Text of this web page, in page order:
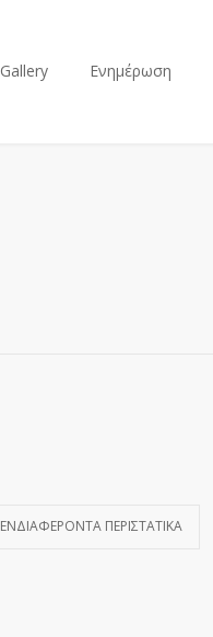
Gallery Ενημέρωση
ΕΝΔΙΑΦΈΡΟΝΤΑ ΠΕΡΙΣΤΑΤΙΚΆ